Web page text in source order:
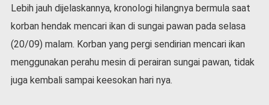
a
C
o
v
i
-
Lebih jauh dijelaskannya, kronologi hilangnya bermula saat
korban hendak mencari ikan di sungai pawan pada selasa
(20/09) malam. Korban yang pergi sendirian mencari ikan
menggunakan perahu mesin di perairan sungai pawan, tidak
juga kembali sampai keesokan hari nya.